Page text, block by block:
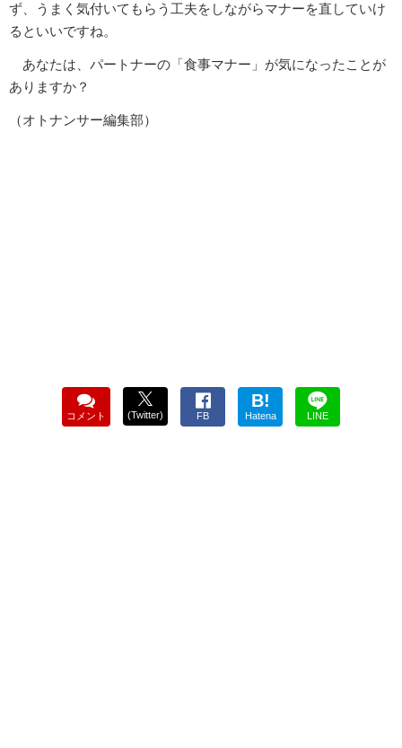
ず、うまく気付いてもらう工夫をしながらマナーを直していけ
るといいですね。
あなたは、パートナーの「食事マナー」が気になったことが
ありますか？
（オトナンサー編集部）
コメント (Twitter) FB
B!
Hatena LINE